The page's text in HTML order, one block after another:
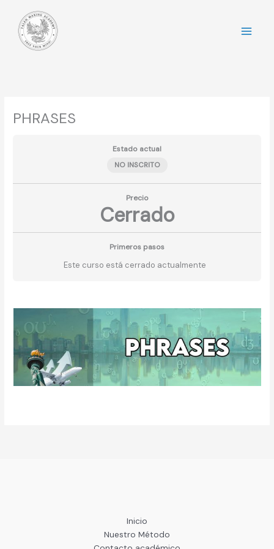
contenido
PHRASES
Estado actual
NO INSCRITO
Precio
Cerrado
Primeros pasos
Este curso está cerrado actualmente
Inicio
Nuestro Método